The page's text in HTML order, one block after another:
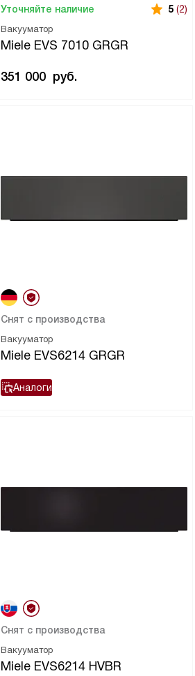
Вакууматор
Miele EVS 7010 GRGR
Уточняйте наличие 5 (2)
351 000 руб.
Вакууматор
Miele EVS6214 GRGR
Снят с производства
Аналоги
Вакууматор
Miele EVS6214 HVBR
Снят с производства